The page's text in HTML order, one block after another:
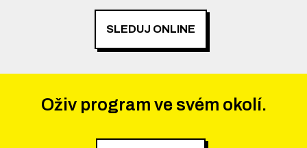
SLEDUJ ONLINE
Oživ program ve svém okolí.